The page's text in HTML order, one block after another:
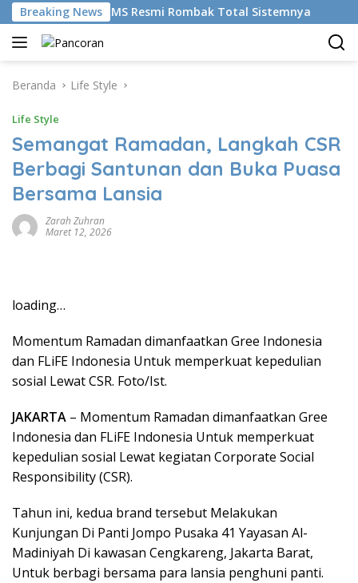
Langsung
ke
konten
Breaking News
AI, BRMS Resmi Rombak Total Sistemnya
Beranda Life Style
Life Style
Semangat Ramadan, Langkah CSR
Berbagi Santunan dan Buka Puasa
Bersama Lansia
Zarah Zuhran
Maret 12, 2026
loading…
Momentum Ramadan dimanfaatkan Gree Indonesia
dan FLiFE Indonesia Untuk memperkuat kepedulian
sosial Lewat CSR. Foto/Ist.
JAKARTA – Momentum Ramadan dimanfaatkan Gree
Indonesia dan FLiFE Indonesia Untuk memperkuat
kepedulian sosial Lewat kegiatan Corporate Social
Responsibility (CSR).
Tahun ini, kedua brand tersebut Melakukan
Kunjungan Di Panti Jompo Pusaka 41 Yayasan Al-
Madiniyah Di kawasan Cengkareng, Jakarta Barat,
Untuk berbagi bersama para lansia penghuni panti.